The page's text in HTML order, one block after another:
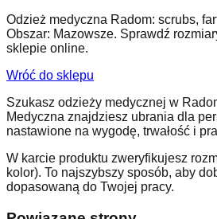
Odzież medyczna Radom: scrubs,
Obszar: Mazowsze. Sprawdź
sklepie online.
Wróć do sklepu
Szukasz odzieży medycznej w
Medyczna znajdziesz ubrania dla
nastawione na wygodę, trwałość i
W karcie produktu zweryfikujesz
kolor). To najszybszy sposób, aby
dopasowaną do Twojej pracy.